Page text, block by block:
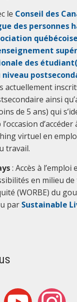
youtube instagram
le Conseil des
des personnes
des
niveau
actuellement
ainsi
de 5 ans) qui
virtuel en
travail.
: Accès à l’emploi
en milieu de
(WORBE) du
parSustainable